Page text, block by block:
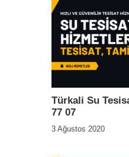
Türkali Su
77 07
3 Ağustos 2020